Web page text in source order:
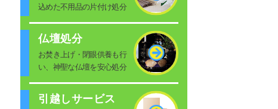
込めた不用品の片付け処分
仏壇処分
お焚き上げ・閉眼供養も行
い、神聖な仏壇を安心処分
引越しサービス